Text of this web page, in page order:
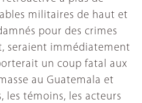
militaires de haut et
pour des crimes
seraient immédiatement
un coup fatal aux
au Guatemala et
les témoins, les acteurs